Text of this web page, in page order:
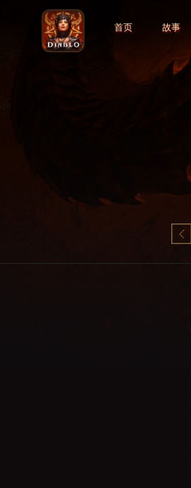
首页 故事